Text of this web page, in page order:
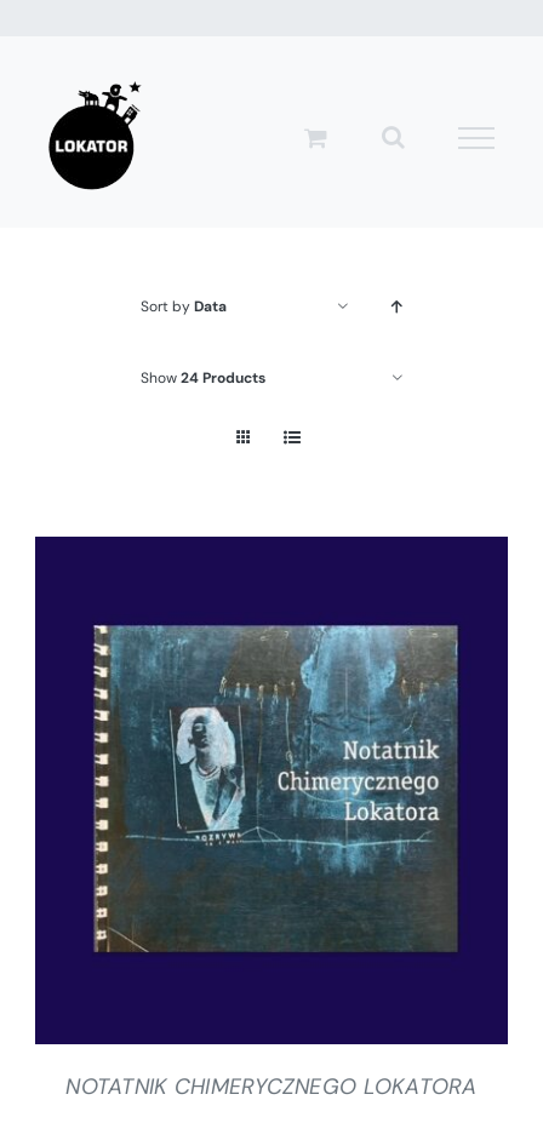
zawartości
Sort byData
Show24 Products
SZCZEGÓŁY
NOTATNIK CHIMERYCZNEGO LOKATORA